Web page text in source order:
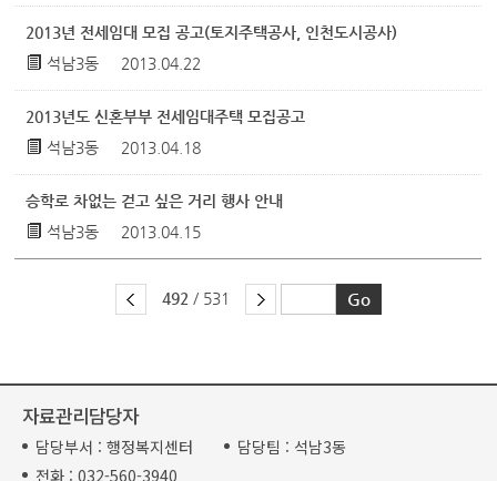
2013년 전세임대 모집 공고(토지주택공사, 인천도시공사)
석남3동
2013.04.22
2013년도 신혼부부 전세임대주택 모집공고
석남3동
2013.04.18
승학로 차없는 걷고 싶은 거리 행사 안내
석남3동
2013.04.15
492 / 531
자료관리담당자
담당부서 : 행정복지센터 담당팀 : 석남3동
전화 : 032-560-3940